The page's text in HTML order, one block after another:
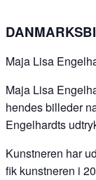
Maja Lisa
Maja Lisa
hendes billeder
Engelhardts
Kunstneren har
fik kunstneren i